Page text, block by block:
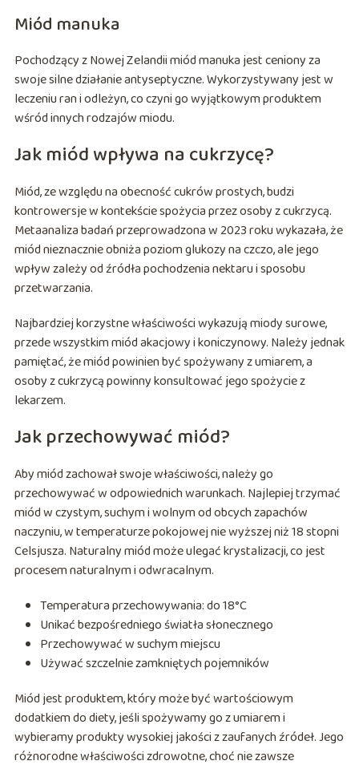
Miód manuka
Pochodzący z Nowej Zelandii miód manuka jest ceniony za
swoje silne działanie antyseptyczne. Wykorzystywany jest w
leczeniu ran i odleżyn, co czyni go wyjątkowym produktem
wśród innych rodzajów miodu.
Jak miód wpływa na cukrzycę?
Miód, ze względu na obecność cukrów prostych, budzi
kontrowersje w kontekście spożycia przez osoby z cukrzycą.
Metaanaliza badań przeprowadzona w 2023 roku wykazała, że
miód nieznacznie obniża poziom glukozy na czczo, ale jego
wpływ zależy od źródła pochodzenia nektaru i sposobu
przetwarzania.
Najbardziej korzystne właściwości wykazują miody surowe,
przede wszystkim miód akacjowy i koniczynowy. Należy jednak
pamiętać, że miód powinien być spożywany z umiarem, a
osoby z cukrzycą powinny konsultować jego spożycie z
lekarzem.
Jak przechowywać miód?
Aby miód zachował swoje właściwości, należy go
przechowywać w odpowiednich warunkach. Najlepiej trzymać
miód w czystym, suchym i wolnym od obcych zapachów
naczyniu, w temperaturze pokojowej nie wyższej niż 18 stopni
Celsjusza. Naturalny miód może ulegać krystalizacji, co jest
procesem naturalnym i odwracalnym.
Temperatura przechowywania: do 18°C
Unikać bezpośredniego światła słonecznego
Przechowywać w suchym miejscu
Używać szczelnie zamkniętych pojemników
Miód jest produktem, który może być wartościowym
dodatkiem do diety, jeśli spożywamy go z umiarem i
wybieramy produkty wysokiej jakości z zaufanych źródeł. Jego
różnorodne właściwości zdrowotne, choć nie zawsze